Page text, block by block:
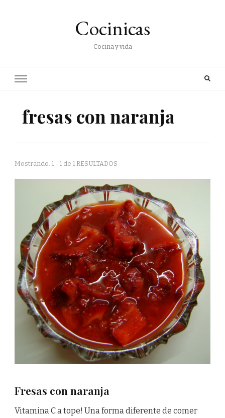
Cocinicas
Cocina y vida
fresas con naranja
Mostrando: 1 - 1 de 1 RESULTADOS
Fresas con naranja
Vitamina C a tope! Una forma diferente de comer